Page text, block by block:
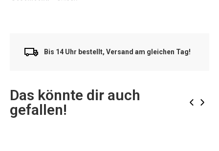
Bis 14 Uhr bestellt, Versand am gleichen Tag!
Das könnte dir auch
gefallen!
‹ ›